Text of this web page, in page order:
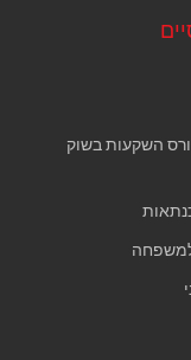
השקעות בשוק
למשפחה